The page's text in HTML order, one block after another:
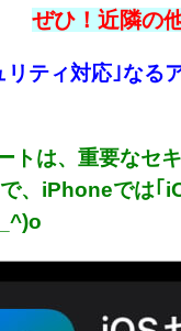
ぜひ！近隣の
ティ対応｣なる
トは、重要なセ
、iPhoneでは｢